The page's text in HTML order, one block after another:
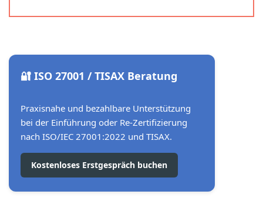
🔐 ISO 27001 / TISAX Beratung
Praxisnahe und bezahlbare Unterstützung
bei der Einführung oder Re-Zertifizierung
nach ISO/IEC 27001:2022 und TISAX.
Kostenloses Erstgespräch buchen